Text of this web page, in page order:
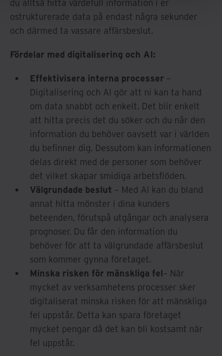
du alltså hitta värdefull information i er
ostrukturerade data på endast några sekunder
och därmed ta vassare affärsbeslut.
Fördelar med digitalisering och AI:
Effektivisera interna processer –
Digitalisering och AI gör att ni kan ta hand
om data snabbt och enkelt. Det blir enkelt
att hitta precis det du söker och du når den
information du behöver oavsett var i världen
du befinner dig. Dessutom kan informationen
delas direkt med de personer som behöver
det vilket skapar smidiga arbetsflöden.
Välgrundade beslut – Med AI kan du bland
annat hitta mönster i dina kunders
beteenden, förutspå utgångar och analysera
prognoser. Du får den information du
behöver för att ta välgrundade affärsbeslut
som kommer gynna företaget.
Minska risken för mänskliga fel– När
mycket av verksamhetens processer sker
digitaliserat minska risken för att mänskliga
fel uppstår. Detta kan spara företaget
mycket pengar då det kan bli kostsamt när
fel uppstår.